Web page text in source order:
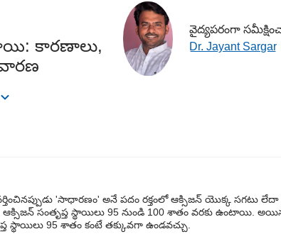
కారణాలు,
వైద్యపరంగా
Dr. Jayant Sargar
ఏమిటి?
ఎలా కొలుస్తారు?
చాలా తక్కువగా ఉంటే ఏమి జరుగుతుంది?
'సాధారణం' అనే పదం రక్తంలో ఆక్సిజన్ యొక్క సగటు
సంతృప్త స్థాయిలు 95 నుండి 100 శాతం వరకు ఉంటాయి.
స్థాయిలు 95 శాతం కంటే తక్కువగా ఉండవచ్చు.